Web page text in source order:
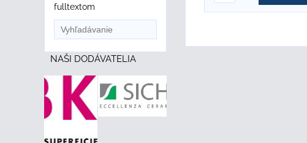
fulltextom
NAŠI DODÁVATELIA